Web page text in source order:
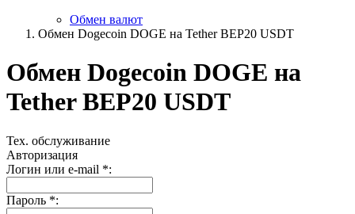
Обмен валют
Обмен Dogecoin DOGE на Tether BEP20 USDT
Обмен Dogecoin DOGE на
Tether BEP20 USDT
Тех. обслуживание
Авторизация
Логин или e-mail *:
Пароль *: